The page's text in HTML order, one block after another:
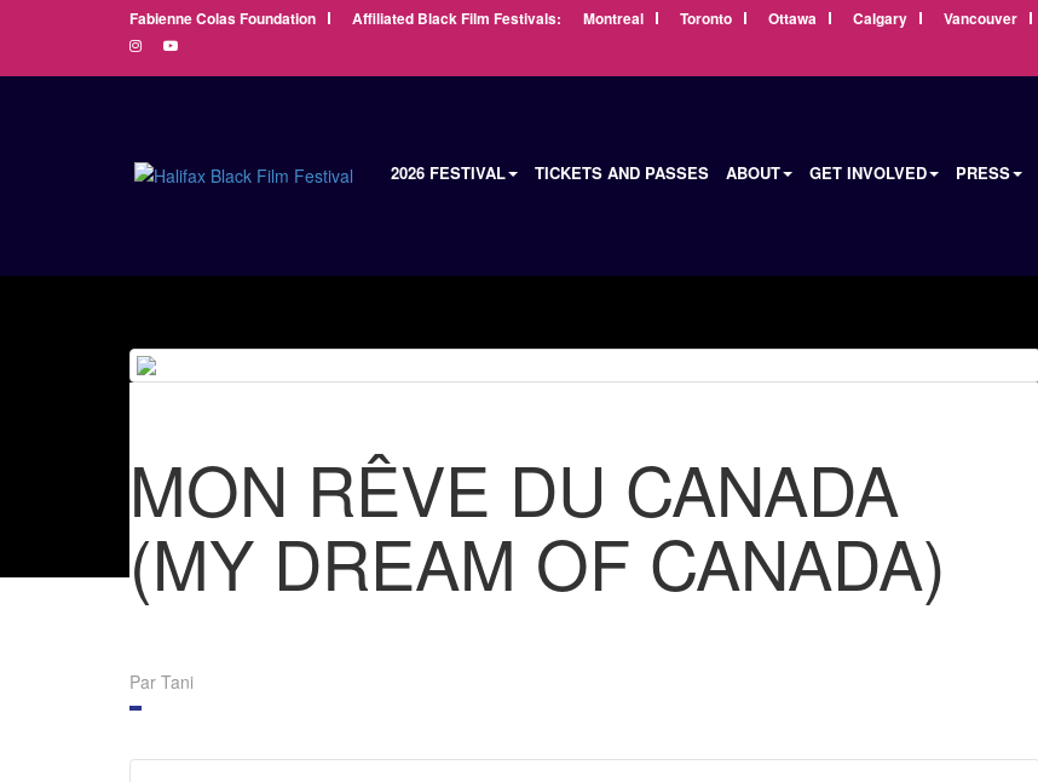
Fabienne Colas Foundation Affiliated Black Film Festivals: Montreal Toronto Ottawa Calgary Vancouver
2026 FESTIVAL TICKETS AND PASSES ABOUT GET INVOLVED PRESS
MON RÊVE DU CANADA
(MY DREAM OF CANADA)
Par Tani